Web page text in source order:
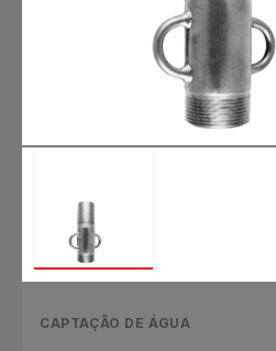
CAPTAÇÃO DE ÁGUA